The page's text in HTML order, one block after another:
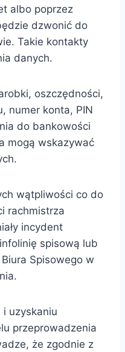
albo poprzez
dzwonić do
Takie kontakty
danych.
oszczędności,
numer konta, PIN
do bankowości
mogą wskazywać
wątpliwości co do
rachmistrza
incydent
spisową lub
Spisowego w
uzyskaniu
przeprowadzenia
że zgodnie z